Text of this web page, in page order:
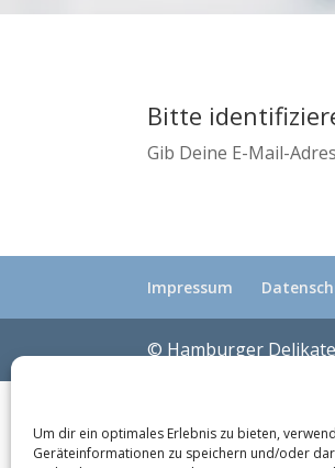
Um dir ein optimales Erlebnis zu bieten,
Geräteinformationen zu speichern und/oder
Bitte
Gib Deine E-Mail-
Impressum
© Hamburger